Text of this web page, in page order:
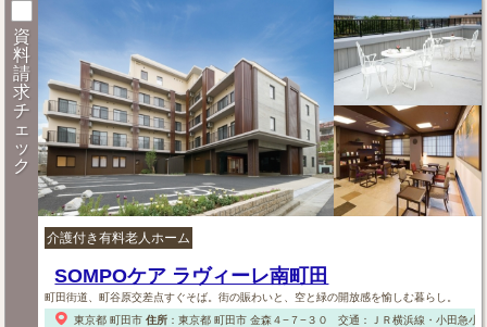
資
料
請
求
チ
ェ
ッ
ク
介護付き有料老人ホーム
SOMPOケア ラヴィーレ南町田
町田街道、町谷原交差点すぐそば。街の賑わいと、空と緑の開放感を愉しむ暮らし。
東京都 町田市 住所： 東京都 町田市金森４−７−３０ 交通：ＪＲ横浜線・小田急